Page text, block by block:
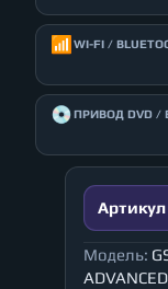
📶 WI-FI /
💿ПРИВОД DVD /
Артикул
Модель: